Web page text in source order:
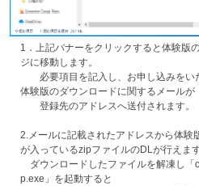
1．上記バナーをクリックすると体験版
ジに移動します。
必要項目を記入し、お申し込みをい
体験版のダウンロードに関するメールが
登録先のアドレスへ送付されます。
2.メールに記載されたアドレスから体験
が入っているzipファイルのDLが行えま
ダウンロードしたファイルを解凍し「
p.exe」を起動すると